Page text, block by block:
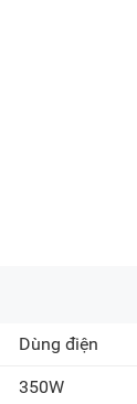
Dùng điện
350W